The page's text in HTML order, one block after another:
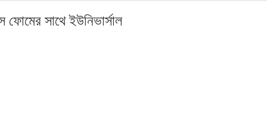
ফোমের সাথে ইউনিভার্সাল